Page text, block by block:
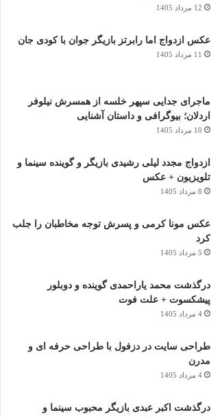
12 مرداد 1405
عکس ازدواج اما رابرتز بازیگر جوان با کودی جان
11 مرداد 1405
ماجرای جدایی سپهر خلسه از همسرش نیلوفر
اردلان؛ بیوگرافی و داستان آشنایی
10 مرداد 1405
ازدواج مجدد لیلی رشیدی بازیگر و گوینده سینما و
تلویزیون + عکس
8 مرداد 1405
عکس مونا کرمی و پسرش توجه مخاطبان را جلب
کرد
5 مرداد 1405
درگذشت محمد یاراحمدی گوینده و دوبلور
پیشکسوت + علت فوت
4 مرداد 1405
طراحی سایت در دزفول با طراحی حرفه‌ ای و
مدرن
4 مرداد 1405
درگذشت اکبر عبدی بازیگر محبوب سینما و